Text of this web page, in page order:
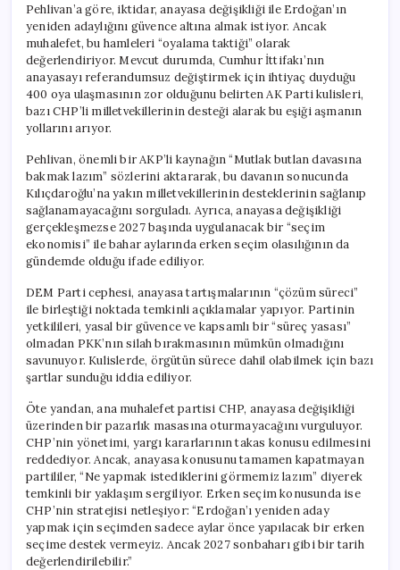
Pehlivan’a göre, iktidar, anayasa değişikliği ile Erdoğan’ın
yeniden adaylığını güvence altına almak istiyor. Ancak
muhalefet, bu hamleleri “oyalama taktiği” olarak
değerlendiriyor. Mevcut durumda, Cumhur İttifakı’nın
anayasayı referandumsuz değiştirmek için ihtiyaç duyduğu
400 oya ulaşmasının zor olduğunu belirten AK Parti kulisleri,
bazı CHP’li milletvekillerinin desteği alarak bu eşiği aşmanın
yollarını arıyor.
Pehlivan, önemli bir AKP’li kaynağın “Mutlak butlan davasına
bakmak lazım” sözlerini aktararak, bu davanın sonucunda
Kılıçdaroğlu’na yakın milletvekillerinin desteklerinin sağlanıp
sağlanamayacağını sorguladı. Ayrıca, anayasa değişikliği
gerçekleşmezse 2027 başında uygulanacak bir “seçim
ekonomisi” ile bahar aylarında erken seçim olasılığının da
gündemde olduğu ifade ediliyor.
DEM Parti cephesi, anayasa tartışmalarının “çözüm süreci”
ile birleştiği noktada temkinli açıklamalar yapıyor. Partinin
yetkilileri, yasal bir güvence ve kapsamlı bir “süreç yasası”
olmadan PKK’nın silah bırakmasının mümkün olmadığını
savunuyor. Kulislerde, örgütün sürece dahil olabilmek için bazı
şartlar sunduğu iddia ediliyor.
Öte yandan, ana muhalefet partisi CHP, anayasa değişikliği
üzerinden bir pazarlık masasına oturmayacağını vurguluyor.
CHP’nin yönetimi, yargı kararlarının takas konusu edilmesini
reddediyor. Ancak, anayasa konusunu tamamen kapatmayan
partililer, “Ne yapmak istediklerini görmemiz lazım” diyerek
temkinli bir yaklaşım sergiliyor. Erken seçim konusunda ise
CHP’nin stratejisi netleşiyor: “Erdoğan’ı yeniden aday
yapmak için seçimden sadece aylar önce yapılacak bir erken
seçime destek vermeyiz. Ancak 2027 sonbaharı gibi bir tarih
değerlendirilebilir.”